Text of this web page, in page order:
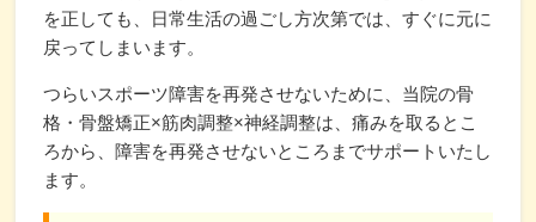
を正しても、日常生活の過ごし方次第では、すぐに元に
戻ってしまいます。
つらいスポーツ障害を再発させないために、当院の骨
格・骨盤矯正×筋肉調整×神経調整は、痛みを取るとこ
ろから、障害を再発させないところまでサポートいたし
ます。